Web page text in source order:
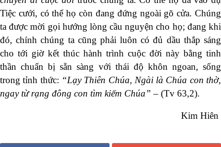
Tiệc cưới, có thể họ còn đang đứng ngoài gõ cửa. Chúng
ta được mời gọi hướng lòng cầu nguyện cho họ; đang khi
đó, chính chúng ta cũng phải luôn có đủ dầu thắp sáng
cho tới giờ kết thúc hành trình cuộc đời này bằng tinh
thần chuẩn bị sẵn sàng với thái độ khôn ngoan, sống
trong tỉnh thức: “Lạy Thiên Chúa, Ngài là Chúa con thờ,
ngay từ rạng đông con tìm kiếm Chúa” – (Tv 63,2).
Kim Hiên